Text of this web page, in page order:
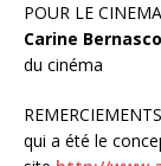
POUR LE
Carine
du cinéma
qui a été le